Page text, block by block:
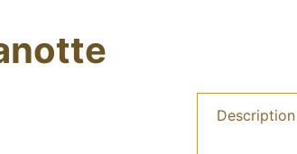
Description